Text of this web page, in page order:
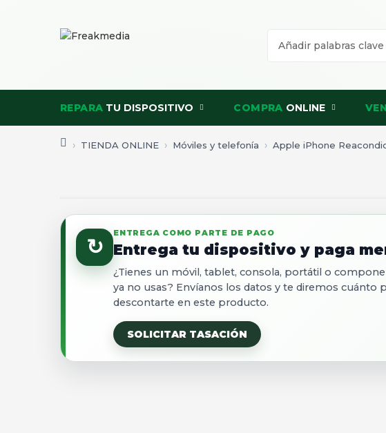
REPARA TU DISPOSITIVO COMPRA ONLINE
TIENDA ONLINE Móviles y telefonía Apple iPhone
↻
ENTREGA COMO PARTE DE PAGO
Entrega tu dispositivo y paga
¿Tienes un móvil, tablet, consola, portátil o
ya no usas? Envíanos los datos y te diremos cuánto
descontarte en este producto.
SOLICITAR TASACIÓN